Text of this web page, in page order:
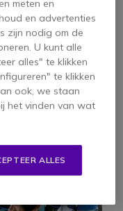
meten en
en advertenties
zijn nodig om de
U kunt alle
alles" te klikken
te klikken
ook, we staan
het vinden van wat
ALLES